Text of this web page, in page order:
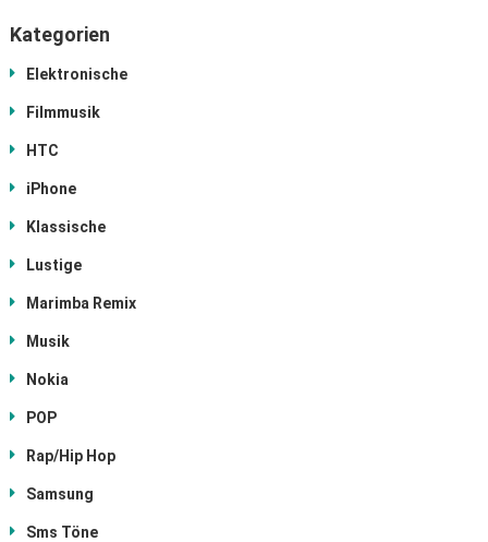
Kategorien
Elektronische
Filmmusik
HTC
iPhone
Klassische
Lustige
Marimba Remix
Musik
Nokia
POP
Rap/Hip Hop
Samsung
Sms Töne